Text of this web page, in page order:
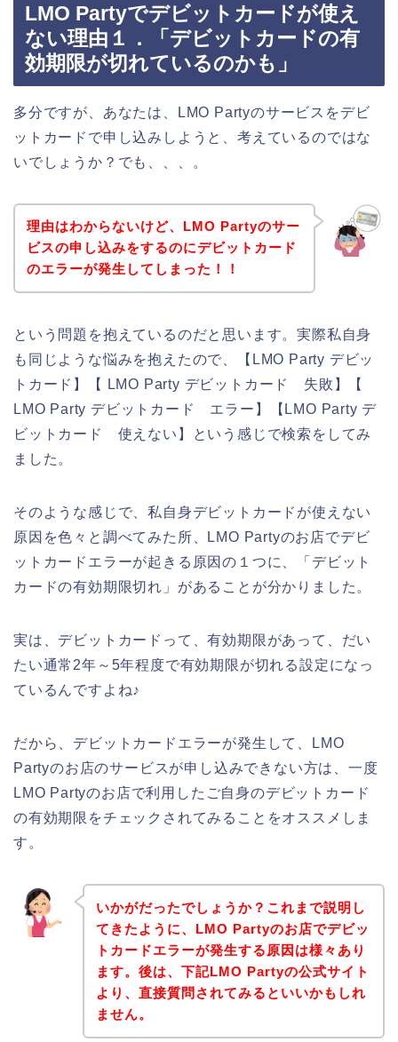
LMO Partyでデビットカードが使え
ない理由１．「デビットカードの有
効期限が切れているのかも」
多分ですが、あなたは、LMO Partyのサービスをデビ
ットカードで申し込みしようと、考えているのではな
いでしょうか？でも、、、。
理由はわからないけど、LMO Partyのサー
ビスの申し込みをするのにデビットカード
のエラーが発生してしまった！！
という問題を抱えているのだと思います。実際私自身
も同じような悩みを抱えたので、【LMO Party デビッ
トカード】【 LMO Party デビットカード 失敗】【
LMO Party デビットカード エラー】【LMO Party デ
ビットカード 使えない】という感じで検索をしてみ
ました。
そのような感じで、私自身デビットカードが使えない
原因を色々と調べてみた所、LMO Partyのお店でデビ
ットカードエラーが起きる原因の１つに、「デビット
カードの有効期限切れ」があることが分かりました。
実は、デビットカードって、有効期限があって、だい
たい通常2年～5年程度で有効期限が切れる設定になっ
ているんですよね♪
だから、デビットカードエラーが発生して、LMO
Partyのお店のサービスが申し込みできない方は、一度
LMO Partyのお店で利用したご自身のデビットカード
の有効期限をチェックされてみることをオススメしま
す。
いかがだったでしょうか？これまで説明し
てきたように、LMO Partyのお店でデビッ
トカードエラーが発生する原因は様々あり
ます。後は、下記LMO Partyの公式サイト
より、直接質問されてみるといいかもしれ
ません。